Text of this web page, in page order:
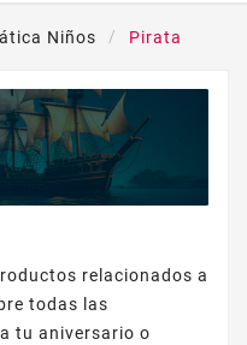
Niños Pirata
relacionados a
todas las
tu aniversario o